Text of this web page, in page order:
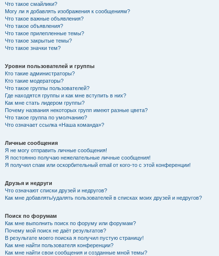
Что такое смайлики?
Могу ли я добавлять изображения к сообщениям?
Что такое важные объявления?
Что такое объявления?
Что такое прилепленные темы?
Что такое закрытые темы?
Что такое значки тем?
Уровни пользователей и группы
Кто такие администраторы?
Кто такие модераторы?
Что такое группы пользователей?
Где находятся группы и как мне вступить в них?
Как мне стать лидером группы?
Почему названия некоторых групп имеют разные цвета?
Что такое группа по умолчанию?
Что означает ссылка «Наша команда»?
Личные сообщения
Я не могу отправить личные сообщения!
Я постоянно получаю нежелательные личные сообщения!
Я получил спам или оскорбительный email от кого-то с этой конференции!
Друзья и недруги
Что означают списки друзей и недругов?
Как мне добавлять/удалять пользователей в списках моих друзей и недругов?
Поиск по форумам
Как мне выполнить поиск по форуму или форумам?
Почему мой поиск не даёт результатов?
В результате моего поиска я получил пустую страницу!
Как мне найти пользователя конференции?
Как мне найти свои сообщения и созданные мной темы?